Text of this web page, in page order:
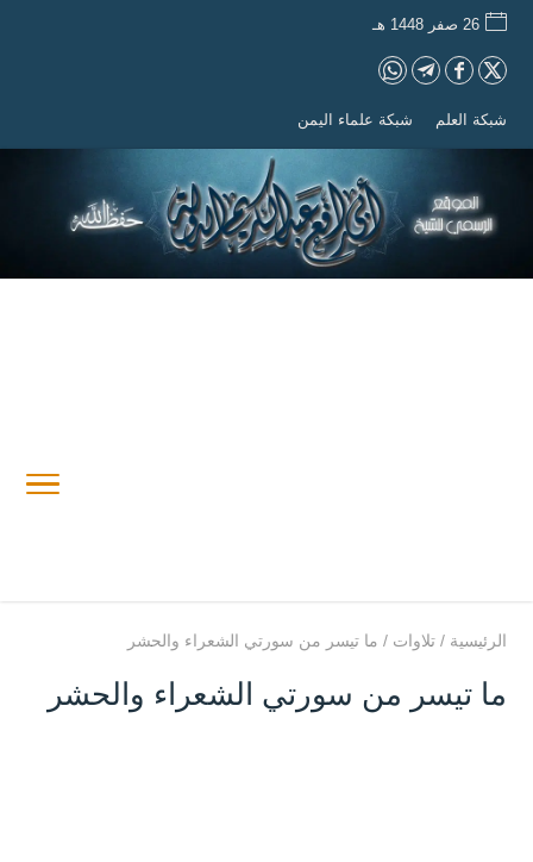
26 صفر 1448 هـ
شبكة العلم شبكة علماء اليمن
الرئيسية / تلاوات / ما تيسر من سورتي الشعراء والحشر
ما تيسر من سورتي الشعراء والحشر